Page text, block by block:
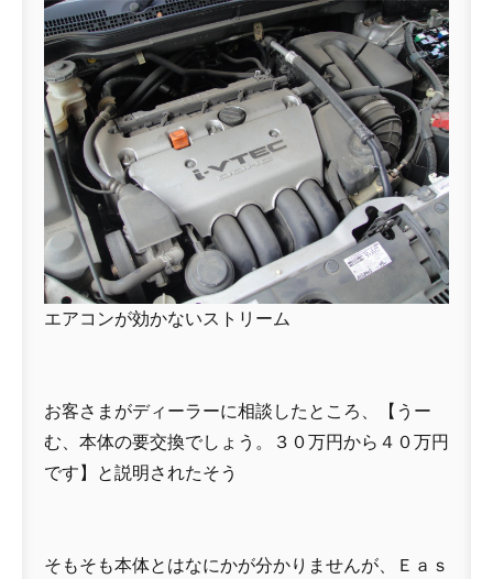
エアコンが効かないストリーム
お客さまがディーラーに相談したところ、【うー
む、本体の要交換でしょう。３０万円から４０万円
です】と説明されたそう
そもそも本体とはなにかが分かりませんが、Ｅａｓ